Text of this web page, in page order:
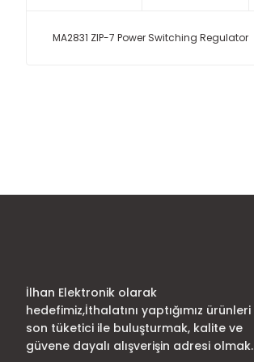
MA2831 ZIP-7 Power Switching Regulator
Ürün bilgilerinde hatalar bulunuyor.
İlhan Elektronik olarak
hedefimiz,İthalatını yaptığımız ürünleri
son tüketici ile buluşturmak, kalite ve
güvene dayalı alışverişin adresi olmak.